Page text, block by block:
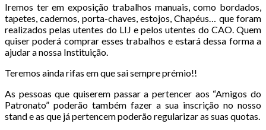
Iremos ter em exposição trabalhos manuais, como bordados,
tapetes, cadernos, porta-chaves, estojos, Chapéus… que foram
realizados pelas utentes do LIJ e pelos utentes do CAO. Quem
quiser poderá comprar esses trabalhos e estará dessa forma a
ajudar a nossa Instituição.
Teremos ainda rifas em que sai sempre prémio!!
As pessoas que quiserem passar a pertencer aos “Amigos do
Patronato” poderão também fazer a sua inscrição no nosso
stand e as que já pertencem poderão regularizar as suas quotas.